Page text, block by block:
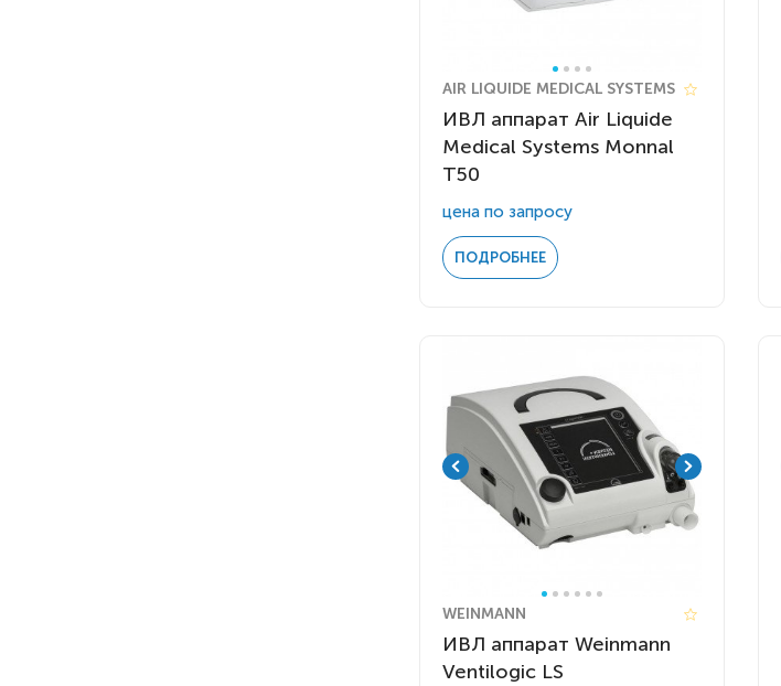
Скутеры
Приставки для кресел-
Противопролежневые
Кровати для дома
Ванна для инвалидов
Комнатные
Для ванны
Электрические
Лестничные
AIR LIQUIDE MEDICAL SYSTEMS
ИВЛ аппарат Air Liquide
Medical Systems Monnal
T50
цена по запросу
ПОДРОБНЕЕ
WEINMANN
ИВЛ аппарат Weinmann
Ventilogic LS